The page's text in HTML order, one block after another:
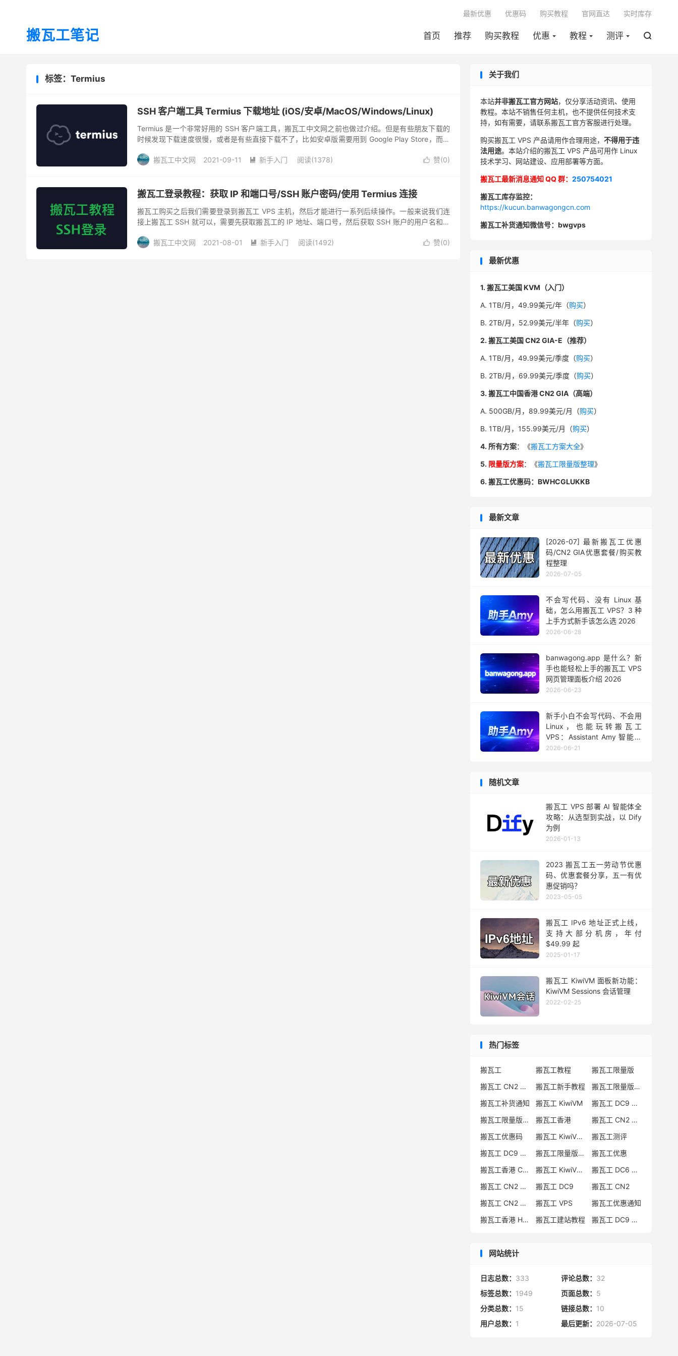
搬瓦工笔记 首页 推荐 购买教程 优惠 教程 测评 
最新优惠 优惠码 购买教程 官网直达 实时库存
标签：Termius
SSH 客户端工具 Termius 下载地址 (iOS/安卓/MacOS/Windows/Linux)
Termius 是一个非常好用的 SSH 客户端工具，搬瓦工中文网之前也做过介绍。但是有些朋友下载的
时候发现下载速度很慢，或者是有些直接下载不了，比如安卓版需要用到 Google Play Store，而国
搬瓦工中文网
2021-09-11  新手入门 阅读(1378)  赞(0)
搬瓦工登录教程：获取 IP 和端口号/SSH 账户密码/使用 Termius 连接
搬瓦工购买之后我们需要登录到搬瓦工 VPS 主机，然后才能进行一系列后续操作。一般来说我们连
接上搬瓦工 SSH 就可以，需要先获取搬瓦工的 IP 地址、端口号，然后获取 SSH 账户的用户名和密
搬瓦工中文网
2021-08-01  新手入门 阅读(1492)  赞(0)
关于我们
本站并非搬瓦工官方网站，仅分享活动资讯、使用
教程。本站不销售任何主机，也不提供任何技术支
持，如有需要，请联系搬瓦工官方客服进行处理。
购买搬瓦工 VPS 产品请用作合理用途， 不得用于违
法用途。本站介绍的搬瓦工 VPS 产品可用作 Linux
技术学习、网站建设、应用部署等方面。
搬瓦工最新消息通知 QQ 群： 250754021
搬瓦工库存监控：
https://kucun.banwagongcn.com
搬瓦工补货通知微信号：bwgvps
最新优惠
1. 搬瓦工美国 KVM（入门）
A. 1TB/月，49.99美元/年（购买）
B. 2TB/月，52.99美元/半年（购买）
2. 搬瓦工美国 CN2 GIA-E（推荐）
A. 1TB/月，49.99美元/季度（购买）
B. 2TB/月，69.99美元/季度（购买）
3. 搬瓦工中国香港 CN2 GIA（高端）
A. 500GB/月，89.99美元/月（购买）
B. 1TB/月，155.99美元/月（购买）
4. 所有方案：《搬瓦工方案大全》
5. 限量版方案：《搬瓦工限量版整理》
6. 搬瓦工优惠码：BWHCGLUKKB
最新文章
[2026-07] 最新搬瓦工优惠
码/CN2 GIA优惠套餐/购买教
程整理
2026-07-05
不会写代码、没有 Linux 基
础，怎么用搬瓦工 VPS？3 种
上手方式新手该怎么选 2026
2026-06-28
banwagong.app 是什么？新
手也能轻松上手的搬瓦工 VPS
网页管理面板介绍 2026
2026-06-23
新手小白不会写代码、不会用
Linux，也能玩转搬瓦工
VPS：Assistant Amy 智能助
手用法 2026
2026-06-21
随机文章
搬瓦工 VPS 部署 AI 智能体全
攻略：从选型到实战，以 Dify
为例
2026-01-13
2023 搬瓦工五一劳动节优惠
码、优惠套餐分享，五一有优
惠促销吗？
2023-05-05
搬瓦工 IPv6 地址正式上线，
支持大部分机房，年付
$49.99 起
2025-01-17
搬瓦工 KiwiVM 面板新功能：
KiwiVM Sessions 会话管理
2022-02-25
热门标签
搬瓦工 搬瓦工教程
搬瓦工限量版
搬瓦工 CN2 GIA
搬瓦工新手教程
搬瓦工限量版套餐
搬瓦工补货通知
搬瓦工 KiwiVM
搬瓦工 DC9 CN2 GIA
搬瓦工限量版补货
搬瓦工香港
搬瓦工 CN2 GIA-E
搬瓦工优惠码
搬瓦工 KiwiVM 教程
搬瓦工测评
搬瓦工 DC9 CN2 GIA 限量版
搬瓦工限量版补货通知
搬瓦工优惠
搬瓦工香港 CN2 GIA
搬瓦工 KiwiVM 控制面板
搬瓦工 DC6 CN2 GIA-E
搬瓦工 CN2 GIA-E 限量版
搬瓦工 DC9
搬瓦工 CN2
搬瓦工 CN2 GIA 限量版
搬瓦工 VPS
搬瓦工优惠通知
搬瓦工香港 HK85
搬瓦工建站教程 搬瓦工 DC9 限量版
网站统计
日志总数： 333 评论总数： 32
标签总数： 1949 页面总数： 5
分类总数： 15 链接总数： 10
用户总数： 1 最后更新： 2026-07-05